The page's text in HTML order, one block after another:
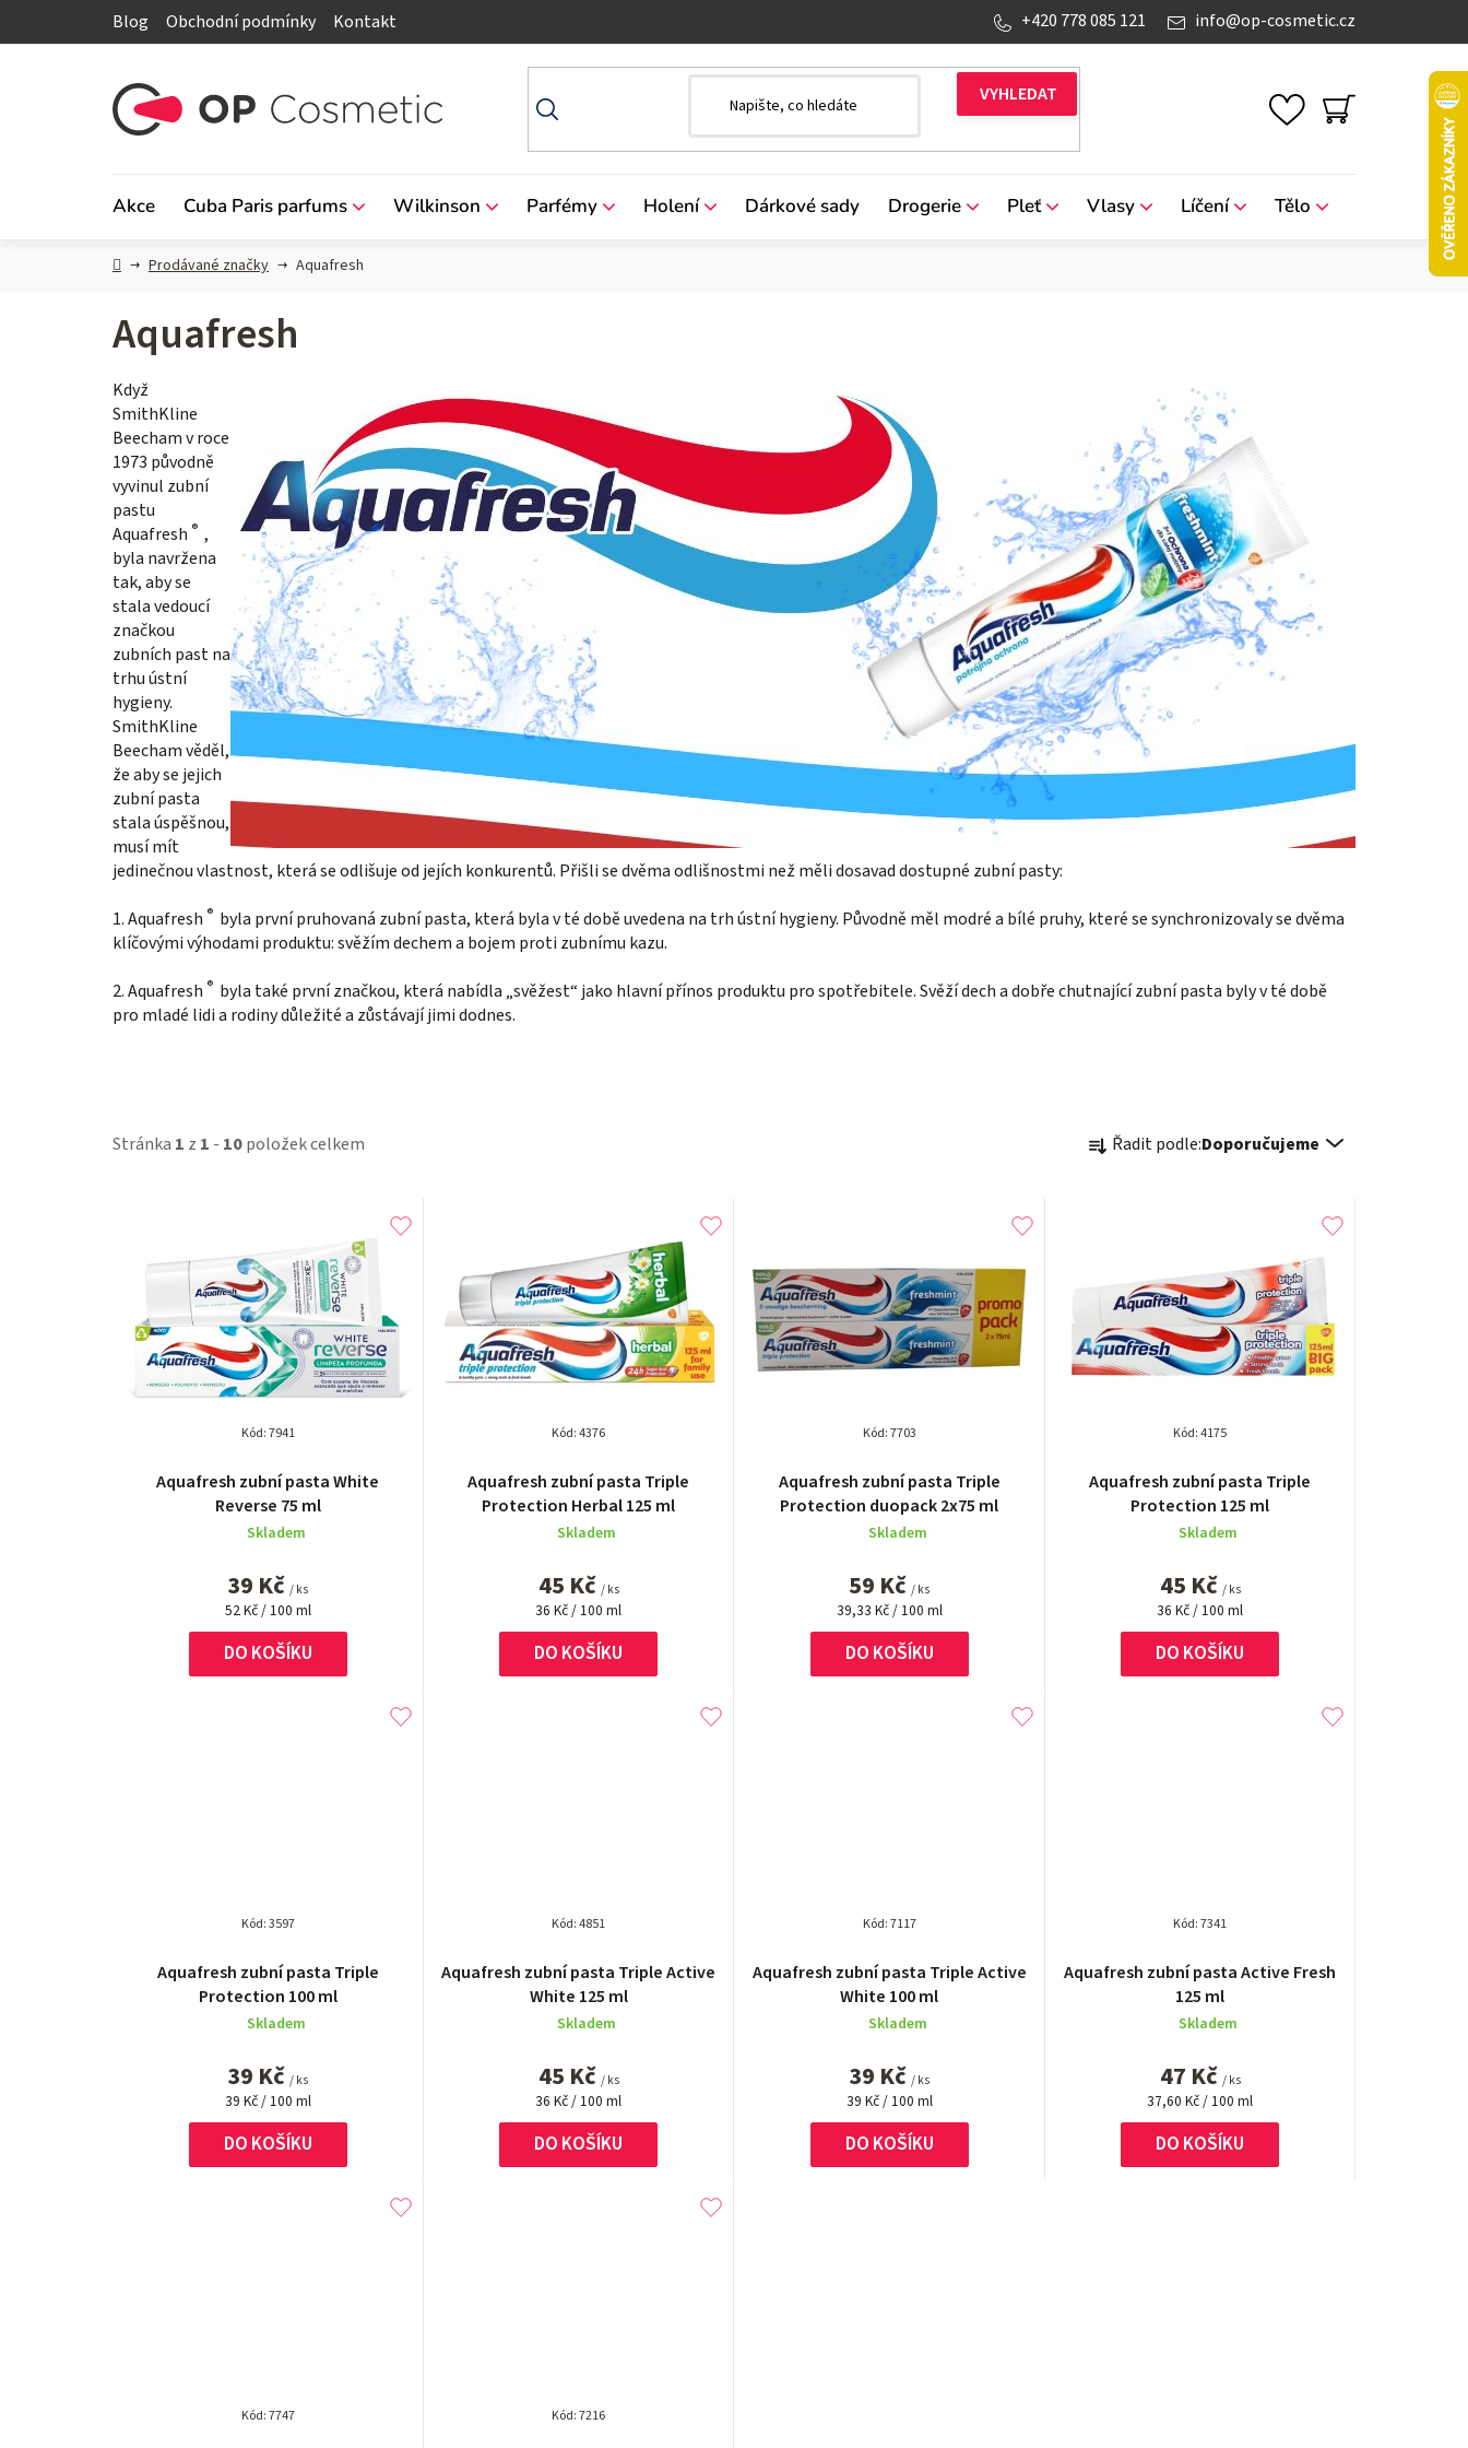
Blog Obchodní podmínky Kontakt info@op-cosmetic.cz
+420 778 085 121
NÁKUPNÍ
Akce Cuba Paris parfums Wilkinson Parfémy Holení Dárkové sady Drogerie Pleť Vlasy Líčení Tělo
DomůProdávané značky Aquafresh
Aquafresh
Když
SmithKline
Beecham v roce
1973 původně
vyvinul zubní
pastu
Aquafresh ® ,
byla navržena
tak, aby se
stala vedoucí
značkou
zubních past na
trhu ústní
hygieny.
SmithKline
Beecham věděl,
že aby se jejich
zubní pasta
stala úspěšnou,
musí mít
jedinečnou vlastnost, která se odlišuje od jejích konkurentů. Přišli se dvěma odlišnostmi než měli dosavad dostupné zubní pasty:
1. Aquafresh ® byla první pruhovaná zubní pasta, která byla v té době uvedena na trh ústní hygieny. Původně měl modré a bílé pruhy, které se synchronizovaly se dvěma
klíčovými výhodami produktu: svěžím dechem a bojem proti zubnímu kazu.
2. Aquafresh ® byla také první značkou, která nabídla „svěžest“ jako hlavní přínos produktu pro spotřebitele. Svěží dech a dobře chutnající zubní pasta byly v té době
pro mladé lidi a rodiny důležité a zůstávají jimi dodnes.
Stránka 1 z 1 - 10položek celkem
Ř
n
í
o
Řadit podle:Doporučujeme
Aquafresh zubní pasta White
Reverse 75 ml
Skladem
39 Kč/ ks
Měrná
cena:
52 Kč / 100 ml
DO KOŠÍKU
Kód:7941
Aquafresh zubní pasta Triple
Protection Herbal 125 ml
hodnocení
produktu
je
z
5
hvězdiček.
Skladem
45 Kč / ks
Měrná
cena:
36 Kč / 100 ml
DO KOŠÍKU
Kód:4376
Aquafresh zubní pasta Triple
Protection duopack 2x75 ml
hodnocení
produktu
je
z
5
hvězdiček.
Skladem
59 Kč/ ks
Měrná
cena:
39,33 Kč / 100 ml
DO KOŠÍKU
Kód:7703
Aquafresh zubní pasta Triple
Protection 125 ml
hodnocení
produktu
je
z
5
hvězdiček.
Skladem
45 Kč / ks
Měrná
cena:
36 Kč / 100 ml
DO KOŠÍKU
Kód:4175
Aquafresh zubní pasta Triple
Protection 100 ml
Skladem
39 Kč/ ks
Měrná
cena:
39 Kč / 100 ml
DO KOŠÍKU
Kód:3597
Aquafresh zubní pasta Triple Active
White 125 ml
Skladem
45 Kč / ks
Měrná
cena:
36 Kč / 100 ml
DO KOŠÍKU
Kód:4851
Aquafresh zubní pasta Triple Active
White 100 ml
hodnocení
produktu
je
z
5
hvězdiček.
Skladem
39 Kč/ ks
Měrná
cena:
39 Kč / 100 ml
DO KOŠÍKU
Kód:7117
Aquafresh zubní pasta Active Fresh
125 ml
Skladem
47 Kč / ks
Měrná
cena:
37,60 Kč / 100 ml
DO KOŠÍKU
Kód:7341
Kód:7747 Kód:7216